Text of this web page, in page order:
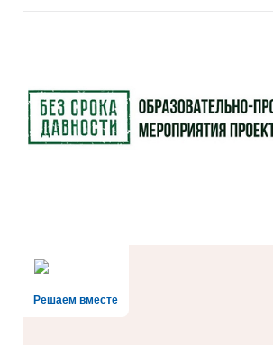
Решаем вместе